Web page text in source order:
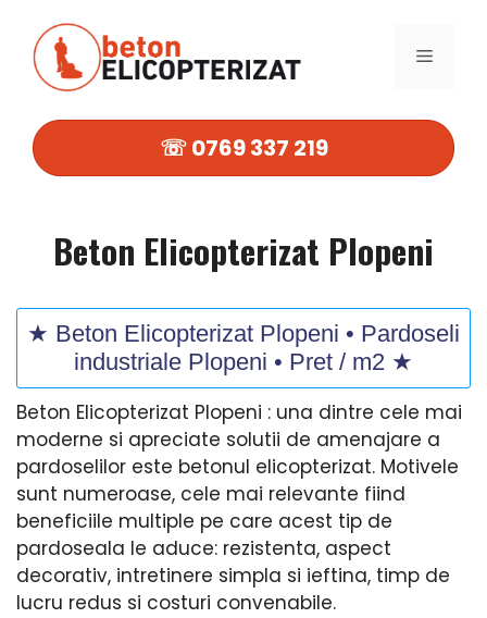
conținut
MENIU
☏ 0769 337 219
Beton Elicopterizat Plopeni
★ Beton Elicopterizat Plopeni • Pardoseli
industriale Plopeni • Pret / m2 ★
Beton Elicopterizat Plopeni : una dintre cele mai
moderne si apreciate solutii de amenajare a
pardoselilor este betonul elicopterizat. Motivele
sunt numeroase, cele mai relevante fiind
beneficiile multiple pe care acest tip de
pardoseala le aduce: rezistenta, aspect
decorativ, intretinere simpla si ieftina, timp de
lucru redus si costuri convenabile.